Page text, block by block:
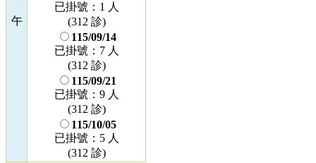
午
已掛號：1 人
(312 診)
115/09/14
已掛號：7 人
(312 診)
115/09/21
已掛號：9 人
(312 診)
115/10/05
已掛號：5 人
(312 診)